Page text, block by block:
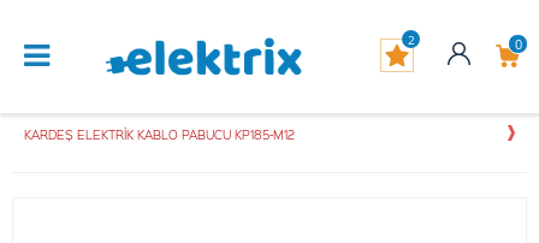
0
2
KARDEŞ ELEKTRİK KABLO PABUCU KP185-M12